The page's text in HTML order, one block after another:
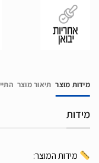
מידות מוצר תיאור מוצר
מידות
מידות המוצר: